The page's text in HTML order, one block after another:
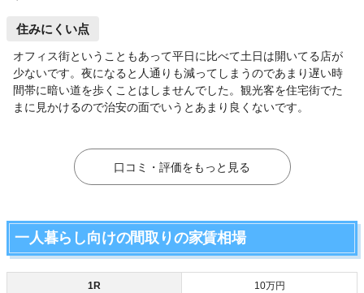
住みにくい点
オフィス街ということもあって平日に比べて土日は開いてる店が
少ないです。夜になると人通りも減ってしまうのであまり遅い時
間帯に暗い道を歩くことはしませんでした。観光客を住宅街でた
まに見かけるので治安の面でいうとあまり良くないです。
口コミ・評価をもっと見る
一人暮らし向けの間取りの家賃相場
1R 10万円